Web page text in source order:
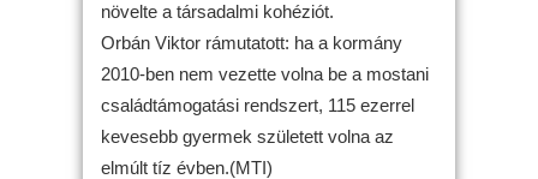
növelte a társadalmi kohéziót.
Orbán Viktor rámutatott: ha a kormány
2010-ben nem vezette volna be a mostani
családtámogatási rendszert, 115 ezerrel
kevesebb gyermek született volna az
elmúlt tíz évben.(MTI)